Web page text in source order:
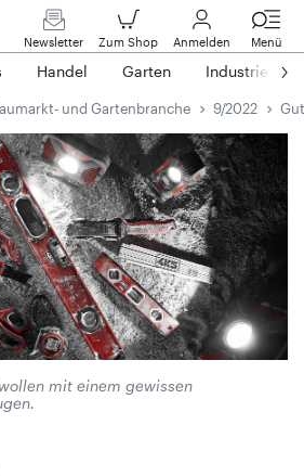
Newsletter Zum Shop Anmelden Menü
Handel Garten Industrie
und Gartenbranche 9/2022
mit einem gewissen